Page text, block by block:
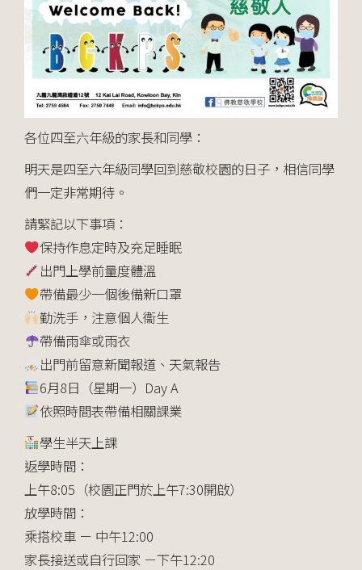
各位四至六年級的家長和同學：
明天是四至六年級同學回到慈敬校園的日子，相信同學
們一定非常期待。
請緊記以下事項：
保持作息定時及充足睡眠
出門上學前量度體溫
帶備最少一個後備新口罩
勤洗手，注意個人衞生
帶備雨傘或雨衣
出門前留意新聞報道、天氣報告
6月8日（星期一）Day A
依照時間表帶備相關課業
學生半天上課
返學時間：
上午8:05（校園正門於上午7:30開啟）
放學時間：
乘搭校車 － 中午12:00
家長接送或自行回家 －下午12:20